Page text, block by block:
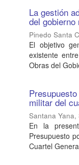
La gestión
del
Pinedo Santa
El objetivo
existente
Obras del
militar del
Santana Yana,
En la
Presupuesto
Cuartel